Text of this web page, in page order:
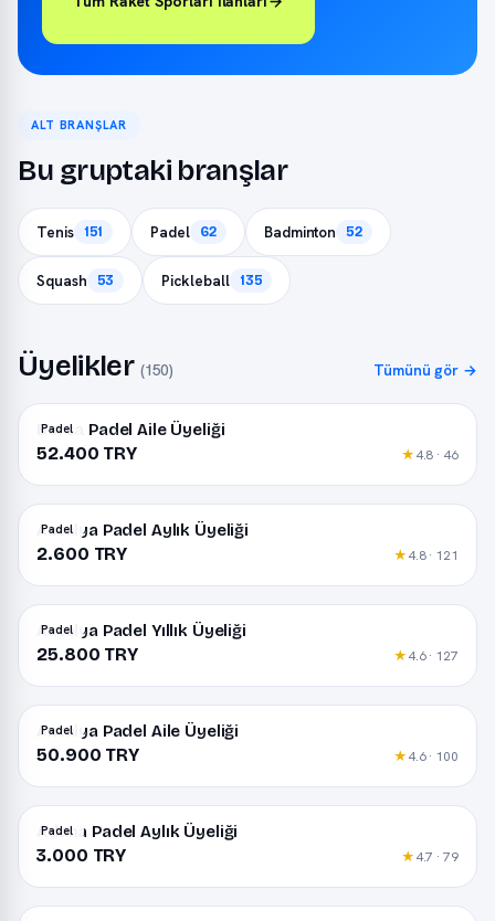
ALT BRANŞLAR
Bu gruptaki branşlar
Tenis 151 Padel 62 Badminton 52
Squash 53 Pickleball 135
Üyelikler (150) Tümünü gör →
Padel
Bursa Padel Aile Üyeliği
52.400 TRY ★4.8 · 46
Padel
Antalya Padel Aylık Üyeliği
2.600 TRY ★4.8 · 121
Padel
Antalya Padel Yıllık Üyeliği
25.800 TRY ★4.6 · 127
Padel
Antalya Padel Aile Üyeliği
50.900 TRY ★4.6 · 100
Padel
Adana Padel Aylık Üyeliği
3.000 TRY ★4.7 · 79